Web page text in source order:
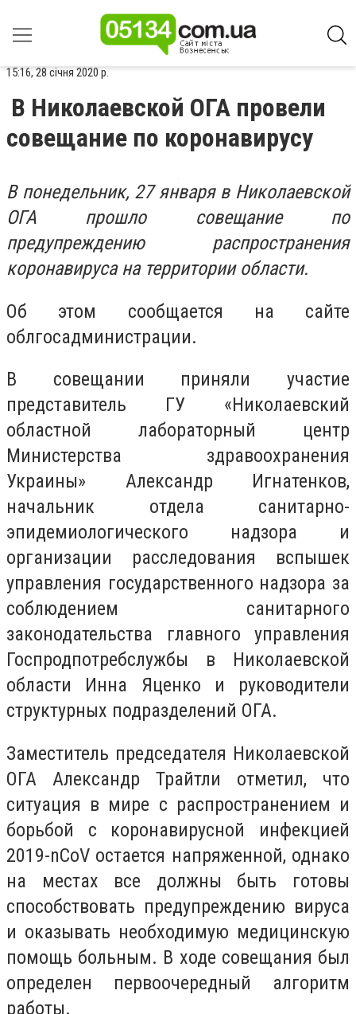
15:16, 28 січня 2020 р.
В Николаевской ОГА провели
совещание по коронавирусу
В понедельник, 27 января в Николаевской
ОГА прошло совещание по
предупреждению распространения
коронавируса на территории области.
Об этом сообщается на сайте
облгосадминистрации.
В совещании приняли участие
представитель ГУ «Николаевский
областной лабораторный центр
Министерства здравоохранения
Украины» Александр Игнатенков,
начальник отдела санитарно-
эпидемиологического надзора и
организации расследования вспышек
управления государственного надзора за
соблюдением санитарного
законодательства главного управления
Госпродпотребслужбы в Николаевской
области Инна Яценко и руководители
структурных подразделений ОГА.
Заместитель председателя Николаевской
ОГА Александр Трайтли отметил, что
ситуация в мире с распространением и
борьбой с коронавирусной инфекцией
2019-nCoV остается напряженной, однако
на местах все должны быть готовы
способствовать предупреждению вируса
и оказывать необходимую медицинскую
помощь больным. В ходе совещания был
определен первоочередный алгоритм
работы.